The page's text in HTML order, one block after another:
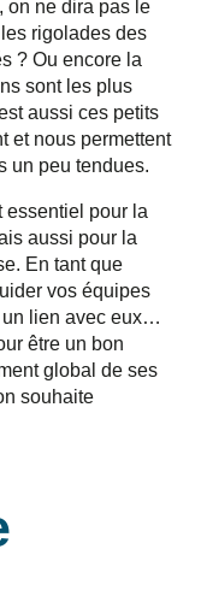
on ne dira pas le
rigolades des
? Ou encore la
sont les plus
aussi ces petits
et nous permettent
un peu tendues.
essentiel pour la
aussi pour la
En tant que
vos équipes
un lien avec eux…
être un bon
global de ses
souhaite